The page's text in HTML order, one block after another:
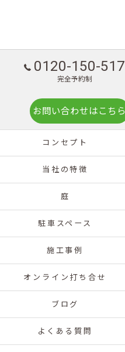
0120-150-517
完全予約制
お問い合わせはこちら
コンセプト
当社の特徴
庭
駐車スペース
施工事例
オンライン打ち合せ
ブログ
よくある質問